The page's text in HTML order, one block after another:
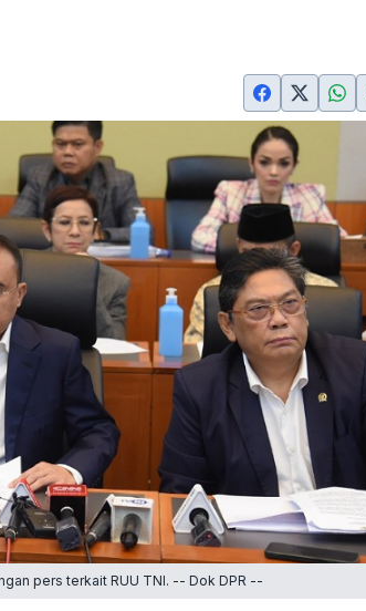
pers terkait RUU TNI. -- Dok DPR --